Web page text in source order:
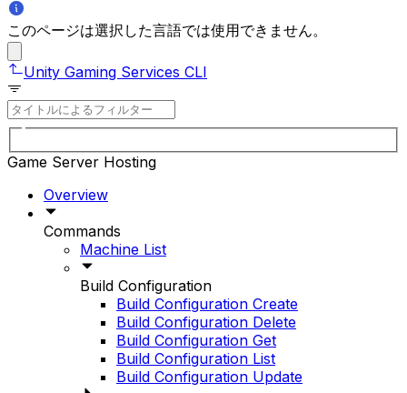
このページは選択した言語では使用できません。
Unity Gaming Services CLI
Game Server Hosting
Overview
Commands
Machine List
Build Configuration
Build Configuration Create
Build Configuration Delete
Build Configuration Get
Build Configuration List
Build Configuration Update